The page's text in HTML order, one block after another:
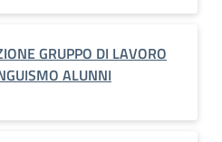
GRUPPO DI LAVORO
ALUNNI